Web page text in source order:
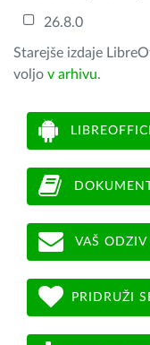
26.8.0
Starejše izdaje
voljo v arhivu.
VAŠ ODZIV
PRIDRUŽI